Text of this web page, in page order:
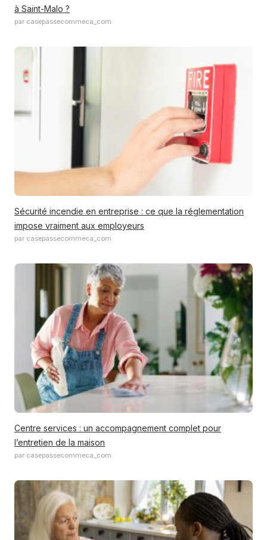
à Saint-Malo ?
par casepassecommeca_com
Sécurité incendie en entreprise : ce que la réglementation
impose vraiment aux employeurs
par casepassecommeca_com
Centre services : un accompagnement complet pour
l’entretien de la maison
par casepassecommeca_com